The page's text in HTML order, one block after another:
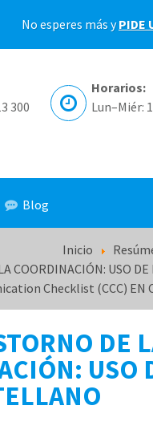
No esperes más yPIDE
300
Horarios:
Lun–Miér:
Blog
Inicio
COORDINACIÓN: USO DE
Checklist (CCC) EN
DE
USO